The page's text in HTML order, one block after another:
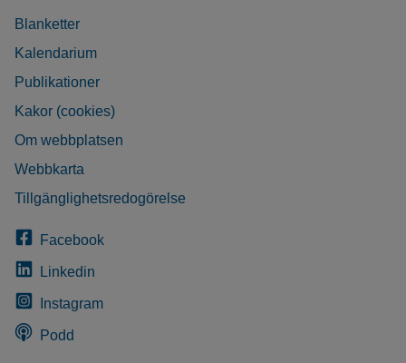
Blanketter
Kalendarium
Publikationer
Kakor (cookies)
Om webbplatsen
Webbkarta
Tillgänglighetsredogörelse
Facebook
Linkedin
Instagram
Podd